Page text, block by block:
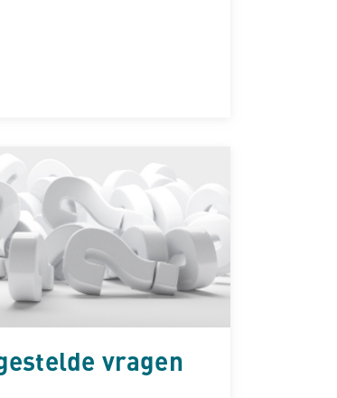
vragen